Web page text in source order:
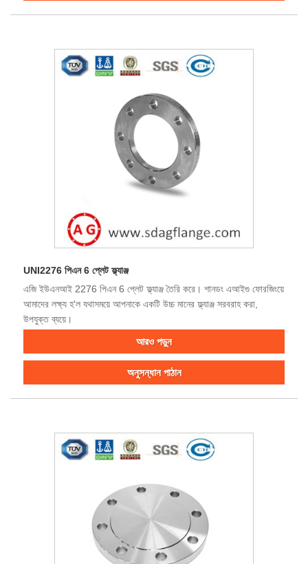
UNI2276 পিএন 6 প্লেট ফ্ল্যাঞ্জ
এজি ইউএনআই 2276 পিএন 6 প্লেট ফ্ল্যাঞ্জ তৈরি করে। শানডং এআইগু ফোরজিংয়ে
আমাদের লক্ষ্য হ'ল যথাসময়ে আপনাকে একটি উচ্চ মানের ফ্ল্যাঞ্জ সরবরাহ করা,
উপযুক্ত ব্যয়ে।
আরও পড়ুন
অনুসন্ধান পাঠান